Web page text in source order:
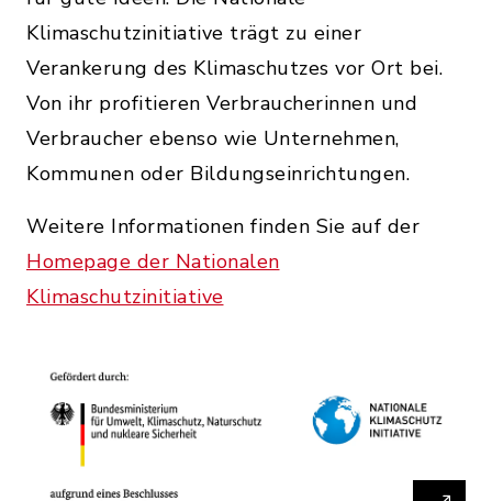
Klimaschutzinitiative trägt zu einer
Verankerung des Klimaschutzes vor Ort bei.
Von ihr profitieren Verbraucherinnen und
Verbraucher ebenso wie Unternehmen,
Kommunen oder Bildungseinrichtungen.
Weitere Informationen finden Sie auf der
Homepage der Nationalen
Klimaschutzinitiative